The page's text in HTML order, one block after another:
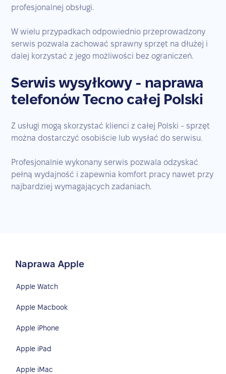
profesjonalnej obsługi.
W wielu przypadkach odpowiednio przeprowadzony
serwis pozwala zachować sprawny sprzęt na dłużej i
dalej korzystać z jego możliwości bez ograniczeń.
Serwis wysyłkowy - naprawa
telefonów Tecno całej Polski
Z usługi mogą skorzystać klienci z całej Polski - sprzęt
można dostarczyć osobiście lub wysłać do serwisu.
Profesjonalnie wykonany serwis pozwala odzyskać
pełną wydajność i zapewnia komfort pracy nawet przy
najbardziej wymagających zadaniach.
Naprawa Apple
Apple Watch
Apple Macbook
Apple iPhone
Apple iPad
Apple iMac